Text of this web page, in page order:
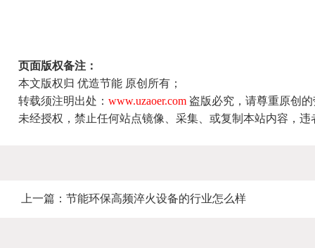
页面版权备注：
本文版权归 优造节能 原创所有；
转载须注明出处： www.uzaoer.com 盗版必究，请尊重原创
未经授权，禁止任何站点镜像、采集、或复制本站内容，
上一篇： 节能环保高频淬火设备的行业怎么样